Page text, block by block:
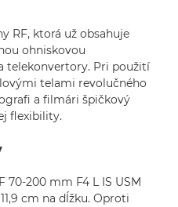
RF, ktorá už obsahuje
ohniskovou
telekonvertory. Pri použití
telami revolučného
a filmári špičkový
flexibility.
70-200 mm F4 L IS USM
cm na dĺžku. Oproti